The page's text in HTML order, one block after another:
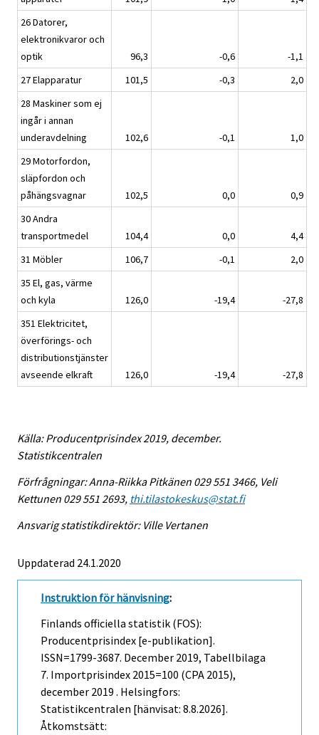
26 Datorer,
elektronikvaror och
optik
96,3 -0,6
-1,1
27 Elapparatur
101,5 -0,3
2,0
28 Maskiner som ej
ingår i annan
underavdelning
102,6 -0,1
1,0
29 Motorfordon,
släpfordon och
påhängsvagnar
102,5 0,0
0,9
30 Andra
transportmedel
104,4 0,0
4,4
31 Möbler
106,7 -0,1
2,0
35 El, gas, värme
och kyla
126,0 -19,4
-27,8
351 Elektricitet,
överförings- och
distributionstjänster
avseende elkraft
126,0 -19,4 -27,8
Källa: Producentprisindex 2019, december.
Statistikcentralen
Förfrågningar: Anna-Riikka Pitkänen 029 551 3466, Veli
Kettunen 029 551 2693, thi.tilastokeskus@stat.fi
Ansvarig statistikdirektör: Ville Vertanen
Uppdaterad 24.1.2020
Instruktion för hänvisning:
Finlands officiella statistik (FOS):
Producentprisindex [e-publikation].
ISSN=1799-3687. December 2019, Tabellbilaga
7. Importprisindex 2015=100 (CPA 2015),
december 2019 . Helsingfors:
Statistikcentralen [hänvisat: 8.8.2026].
Åtkomstsätt: